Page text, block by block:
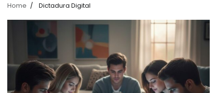
Home Dictadura Digital